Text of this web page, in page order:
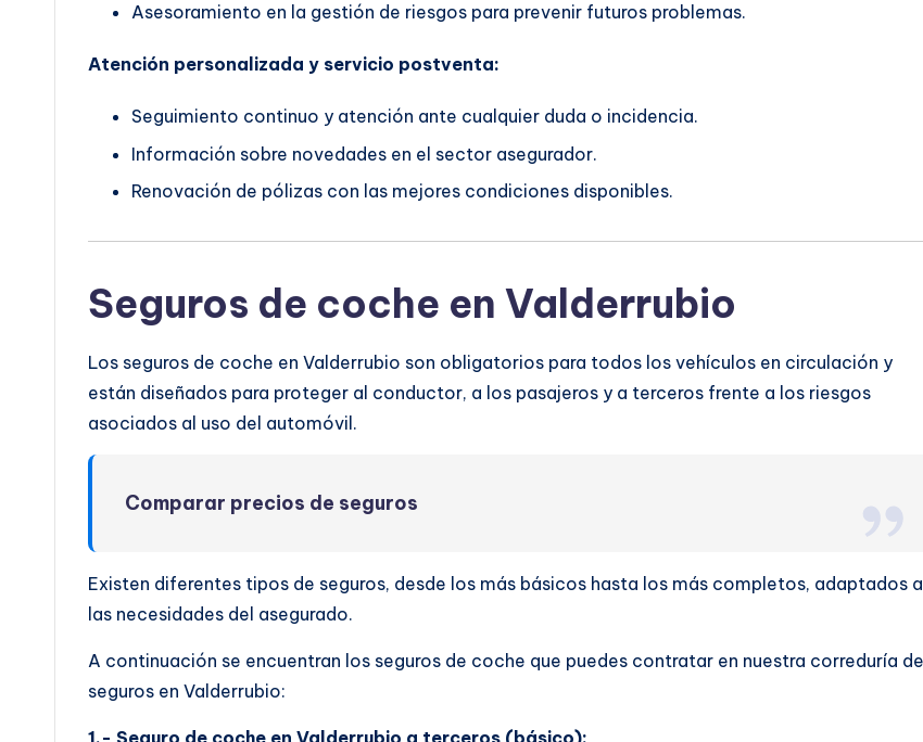
Asesoramiento en la gestión de riesgos para prevenir futuros problemas.
Atención personalizada y servicio postventa:
Seguimiento continuo y atención ante cualquier duda o incidencia.
Información sobre novedades en el sector asegurador.
Renovación de pólizas con las mejores condiciones disponibles.
Seguros de coche en Valderrubio
Los seguros de coche en Valderrubio son obligatorios para todos los vehículos en circulación y
están diseñados para proteger al conductor, a los pasajeros y a terceros frente a los riesgos
asociados al uso del automóvil.
Comparar precios de seguros
Existen diferentes tipos de seguros, desde los más básicos hasta los más completos, adaptados a
las necesidades del asegurado.
A continuación se encuentran los seguros de coche que puedes contratar en nuestra correduría de
seguros en Valderrubio: